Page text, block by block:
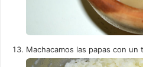
Machacamos las papas con